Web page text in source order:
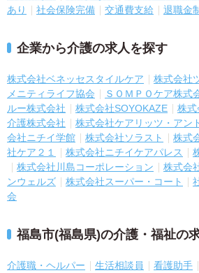
あり
社会保険完備 交通費支給 退職金
企業から介護の求人を探す
株式会社ベネッセスタイルケア 株式会社
メニティライフ協会
ＳＯＭＰＯケア株式
ルー株式会社
株式会社SOYOKAZE 株式
介護株式会社
株式会社ケアリッツ・アン
会社ニチイ学館
株式会社ソラスト 株式
社ケア２１
株式会社ニチイケアパレス
株式会社川島コーポレーション
株式会
ンウェルズ
株式会社スーパー・コート
会
福島市(福島県)の介護・福祉の
介護職・ヘルパー 生活相談員 看護助手